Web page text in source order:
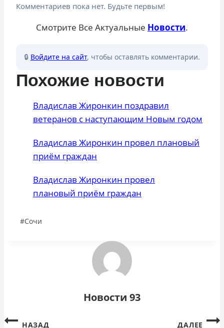
Комментариев пока нет. Будьте первым!
Смотрите Все Актуальные Новости.
🔒 Войдите на сайт, чтобы оставлять комментарии.
Похожие новости
Владислав Жиронкин поздравил
ветеранов с наступающим Новым годом
Владислав Жиронкин провел плановый
приём граждан
Владислав Жиронкин провел
плановый приём граждан
Метки
#Сочи
Новости 93
Навигация
НАЗАД ДАЛЕЕ